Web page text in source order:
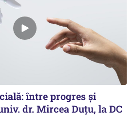
între progres și
dr. Mircea Duțu, la DC